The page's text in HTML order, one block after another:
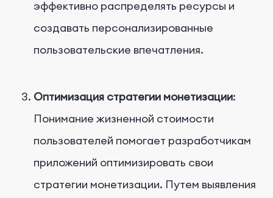
эффективно распределять ресурсы и
создавать персонализированные
пользовательские впечатления.
Оптимизация стратегии монетизации:
Понимание жизненной стоимости
пользователей помогает разработчикам
приложений оптимизировать свои
стратегии монетизации. Путем выявления